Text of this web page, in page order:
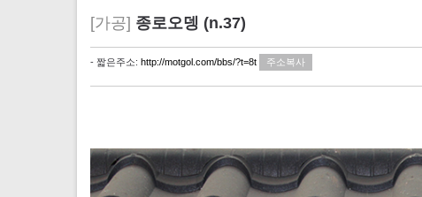
[가공] 종로오뎅 (n.37)
- 짧은주소: http://motgol.com/bbs/?t=8t 주소복사